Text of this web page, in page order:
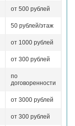
от 500 рублей
50 рублей/этаж
от 1000 рублей
от 300 рублей
по
договоренности
от 3000 рублей
от 300 рублей